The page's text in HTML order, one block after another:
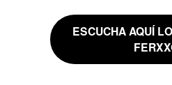
ESCUCHA AQUÍ